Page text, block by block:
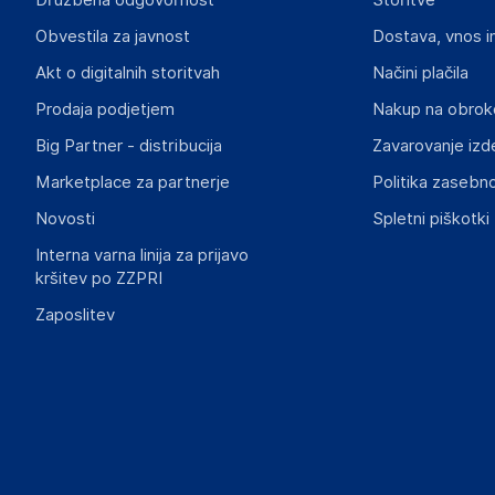
Mary Kingsleystraat 1, 5928 SK Venlo
The Netherlands
Slike o varnosti izdelka
Slike o varnosti izdelka vsebujejo opozorila na embalaži
Obvestila za javnost
Akt o digitalnih storitvah
Prodaja podjetjem
Big Partner - distribucija
Marketplace za partnerje
Novosti
Interna varna linija za prijavo
kršitev po ZZPRI
Zaposlitev
Dostava, vnos
Načini plačila
Nakup na
Zavarovanje
Politika
Spletni piškotki